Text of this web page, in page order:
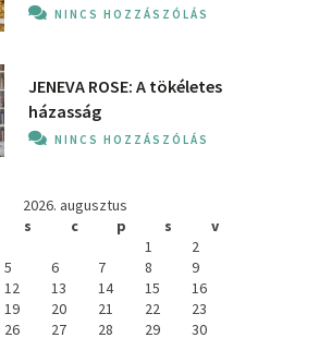
NINCS HOZZÁSZÓLÁS
JENEVA ROSE: A ​tökéletes
házasság
NINCS HOZZÁSZÓLÁS
2026. augusztus
s c p s
v
1
2
5 6 7 8
9
12 13 14 15
16
19 20 21 22
23
26 27 28 29
30